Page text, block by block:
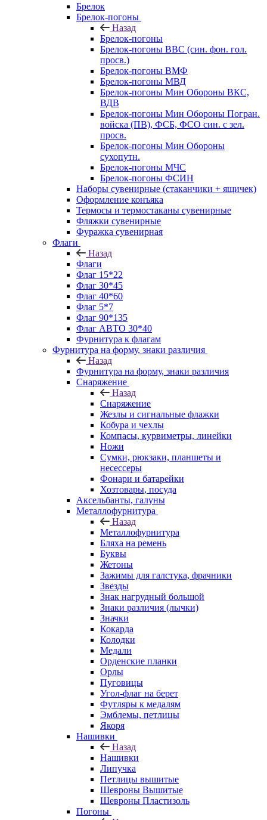
Брелок
Брелок-погоны
Назад
Брелок-погоны
Брелок-погоны ВВС (син. фон. гол.
просв.)
Брелок-погоны ВМФ
Брелок-погоны МВД
Брелок-погоны Мин Обороны ВКС,
ВДВ
Брелок-погоны Мин Обороны Погран.
войска (ПВ), ФСБ, ФСО син. с зел.
просв.
Брелок-погоны Мин Обороны
сухопутн.
Брелок-погоны МЧС
Брелок-погоны ФСИН
Наборы сувенирные (стаканчики + ящичек)
Оформление конъяка
Термосы и термостаканы сувенирные
Фляжки сувенирные
Фуражка сувенирная
Флаги
Назад
Флаги
Флаг 15*22
Флаг 30*45
Флаг 40*60
Флаг 5*7
Флаг 90*135
Флаг АВТО 30*40
Фурнитура к флагам
Фурнитура на форму, знаки различия
Назад
Фурнитура на форму, знаки различия
Снаряжение
Назад
Снаряжение
Жезлы и сигнальные флажки
Кобура и чехлы
Компасы, курвиметры, линейки
Ножи
Сумки, рюкзаки, планшеты и
несессеры
Фонари и батарейки
Хозтовары, посуда
Аксельбанты, галуны
Металлофурнитура
Назад
Металлофурнитура
Бляха на ремень
Буквы
Жетоны
Зажимы для галстука, фрачники
Звезды
Знак нагрудный большой
Знаки различия (лычки)
Значки
Кокарда
Колодки
Медали
Орденские планки
Орлы
Пуговицы
Угол-флаг на берет
Футляры к медалям
Эмблемы, петлицы
Якоря
Нашивки
Назад
Нашивки
Липучка
Петлицы вышитые
Шевроны Вышитые
Шевроны Пластизоль
Погоны